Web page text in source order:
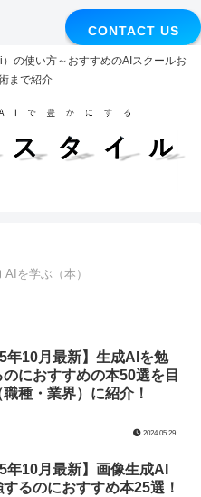
CONTACT US
の使い方～おすすめのAIスクールお
まで紹介
AIを学ぶ（本）
年10月最新】生成AIを勉
におすすめの本50選を目
種・業界）に紹介！
2024.05.29
年10月最新】画像生成AI
するのにおすすめ本25選！